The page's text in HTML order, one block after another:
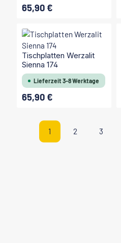
Regulärer Preis:
65,90 €
Tischplatten Werzalit
Sienna 174
Lieferzeit 3-8 Werktage
Regulärer Preis:
65,90 €
Seite
1
Seite
2
Seite
3